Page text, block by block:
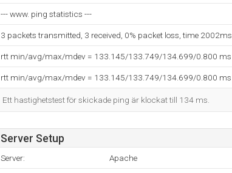
--- www. ping statistics ---
3 packets transmitted, 3 received, 0% packet loss, time 2002ms
rtt min/avg/max/mdev = 133.145/133.749/134.699/0.800 ms
rtt min/avg/max/mdev = 133.145/133.749/134.699/0.800 ms
Ett hastighetstest för skickade ping är klockat till 134 ms.
Server Setup
Server: Apache